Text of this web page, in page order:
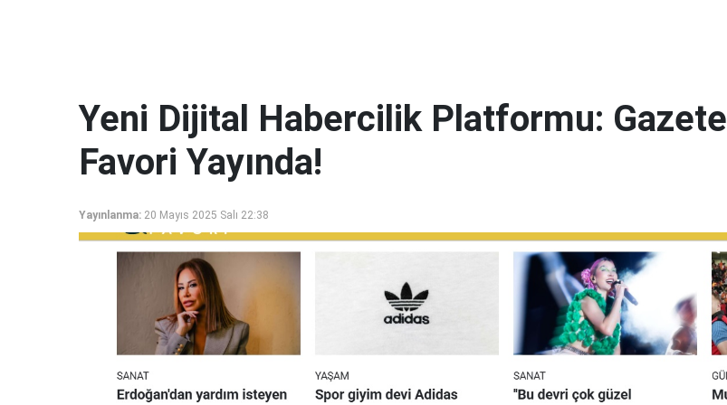
Yeni Dijital Habercilik Platformu: Gazete
Favori Yayında!
Yayınlanma: 20 Mayıs 2025 Salı 22:38